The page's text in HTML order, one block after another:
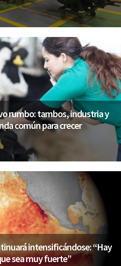
rumbo: tambos, industria y
común para crecer
intensificándose: “Hay
sea muy fuerte”